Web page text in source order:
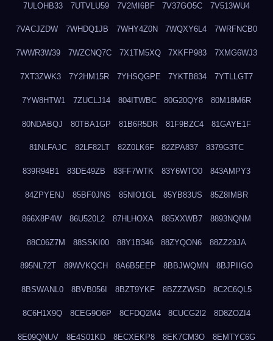
7ULOHB33 7UTVLU59 7V2MI6BF 7V37GO5C 7V513WU4
7VACJZDW 7WHDQ1JB 7WHY4Z0N 7WQXY6L4 7WRFNCB0
7WWR3W39 7WZCNQ7C 7X1TM5XQ 7XKFP983 7XMG6WJ3
7XT3ZWK3 7Y2HM15R 7YHSQGPE 7YKTB834 7YTLLGT7
7YW8HTW1 7ZUCLJ14 804ITWBC 80G20QY8 80M18M6R
80NDABQJ 80TBA1GP 81B6R5DR 81F9BZC4 81GAYE1F
81NLFAJC 82LF82LT 82Z0LK6F 82ZPA837 8379G3TC
839R94B1 83DE49ZB 83FF7WTK 83Y6WTO0 843AMPY3
84ZPYENJ 85BF0JNS 85NIO1GL 85YB83US 85Z8IMBR
866X8P4W 86U520L2 87HLHOXA 885XXWB7 8893NQNM
88C06Z7M 88SSKI00 88Y1B346 88ZYQON6 88ZZ29JA
895NL72T 89WVKQCH 8A6B5EEP 8BBJWQMN 8BJPIIGO
8BSWANL0 8BVB056I 8BZT9YKF 8BZZZWSD 8C2C6QL5
8C6H1X9Q 8CEG9O6P 8CFDQ2M4 8CUCG2I2 8D8ZOZI4
8E09QNUV 8E4S01KD 8ECXEKP8 8EK7CM3O 8EMTYC6G